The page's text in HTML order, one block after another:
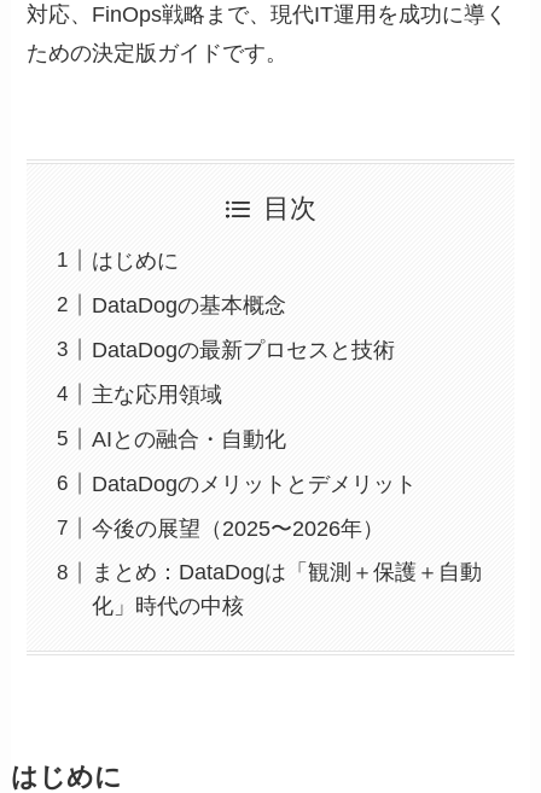
対応、FinOps戦略まで、現代IT運用を成功に導く
ための決定版ガイドです。
目次
はじめに
DataDogの基本概念
DataDogの最新プロセスと技術
主な応用領域
AIとの融合・自動化
DataDogのメリットとデメリット
今後の展望（2025〜2026年）
まとめ：DataDogは「観測＋保護＋自動
化」時代の中核
はじめに